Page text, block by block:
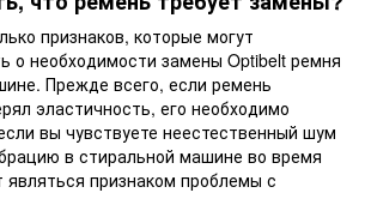
признаков, которые могут
о необходимости замены Optibelt ремня
Прежде всего, если ремень
эластичность, его необходимо
вы чувствуете неестественный шум
в стиральной машине во время
признаком проблемы с